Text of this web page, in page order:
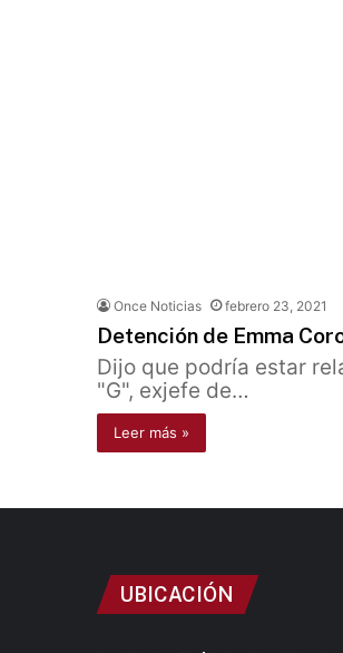
Once Noticias febrero 23, 2021
Detención de Emma
Dijo que podría estar
"G", exjefe de…
Leer más »
UBICACIÓN